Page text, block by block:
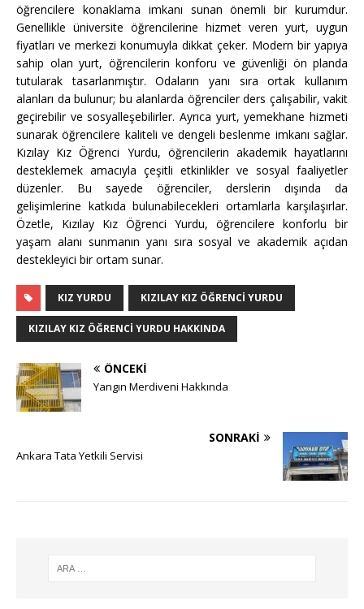
öğrencilere konaklama imkanı sunan önemli bir kurumdur.
Genellikle üniversite öğrencilerine hizmet veren yurt, uygun
fiyatları ve merkezi konumuyla dikkat çeker. Modern bir yapıya
sahip olan yurt, öğrencilerin konforu ve güvenliği ön planda
tutularak tasarlanmıştır. Odaların yanı sıra ortak kullanım
alanları da bulunur; bu alanlarda öğrenciler ders çalışabilir, vakit
geçirebilir ve sosyalleşebilirler. Ayrıca yurt, yemekhane hizmeti
sunarak öğrencilere kaliteli ve dengeli beslenme imkanı sağlar.
Kızılay Kız Öğrenci Yurdu, öğrencilerin akademik hayatlarını
desteklemek amacıyla çeşitli etkinlikler ve sosyal faaliyetler
düzenler. Bu sayede öğrenciler, derslerin dışında da
gelişimlerine katkıda bulunabilecekleri ortamlarla karşılaşırlar.
Özetle, Kızılay Kız Öğrenci Yurdu, öğrencilere konforlu bir
yaşam alanı sunmanın yanı sıra sosyal ve akademik açıdan
destekleyici bir ortam sunar.
KIZ YURDU KIZILAY KIZ ÖĞRENCI YURDU
KIZILAY KIZ ÖĞRENCI YURDU HAKKINDA
ÖNCEKI
Yangın Merdiveni Hakkında
SONRAKI
Ankara Tata Yetkili Servisi